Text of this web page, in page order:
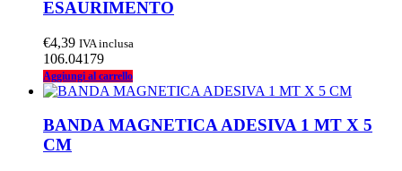
ESAURIMENTO
€4,39 IVA inclusa
106.04179
Aggiungi al carrello
BANDA MAGNETICA ADESIVA 1 MT X 5
CM